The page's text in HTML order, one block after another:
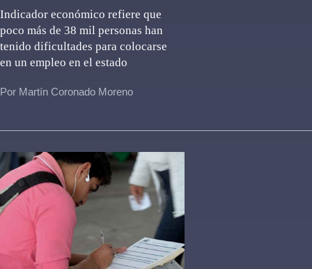
Indicador económico refiere que
poco más de 38 mil personas han
tenido dificultades para colocarse
en un empleo en el estado
Por Martín Coronado Moreno